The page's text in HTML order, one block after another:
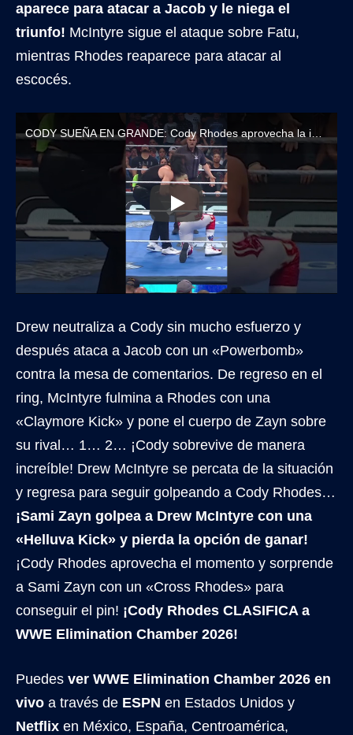
aparece para atacar a Jacob y le niega el
triunfo! McIntyre sigue el ataque sobre Fatu,
mientras Rhodes reaparece para atacar al
escocés.
Drew neutraliza a Cody sin mucho esfuerzo y
después ataca a Jacob con un «Powerbomb»
contra la mesa de comentarios. De regreso en el
ring, McIntyre fulmina a Rhodes con una
«Claymore Kick» y pone el cuerpo de Zayn sobre
su rival… 1… 2… ¡Cody sobrevive de manera
increíble! Drew McIntyre se percata de la situación
y regresa para seguir golpeando a Cody Rhodes…
¡Sami Zayn golpea a Drew McIntyre con una
«Helluva Kick» y pierda la opción de ganar!
¡Cody Rhodes aprovecha el momento y sorprende
a Sami Zayn con un «Cross Rhodes» para
conseguir el pin! ¡Cody Rhodes CLASIFICA a
WWE Elimination Chamber 2026!
Puedes ver WWE Elimination Chamber 2026 en
vivo a través de ESPN en Estados Unidos y
Netflix en México, España, Centroamérica,